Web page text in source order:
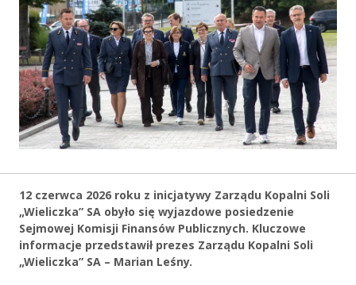
12 czerwca 2026 roku z inicjatywy Zarządu Kopalni Soli
„Wieliczka” SA obyło się wyjazdowe posiedzenie
Sejmowej Komisji Finansów Publicznych. Kluczowe
informacje przedstawił prezes Zarządu Kopalni Soli
„Wieliczka” SA – Marian Leśny.